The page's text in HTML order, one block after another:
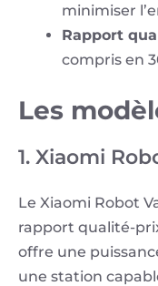
minimiser
Rapport
compris en
Les
1. Xiaomi
Le Xiaomi Robot
rapport qualité-
offre une
une station